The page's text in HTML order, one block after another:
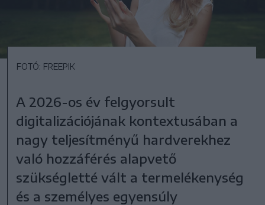
FOTÓ: FREEPIK
A 2026-os év felgyorsult
digitalizációjának kontextusában a
nagy teljesítményű hardverekhez
való hozzáférés alapvető
szükségletté vált a termelékenység
és a személyes egyensúly